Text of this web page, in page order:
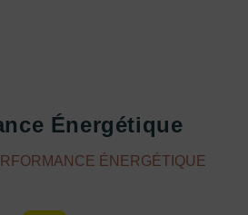
Énergétique
ÉNERGÉTIQUE